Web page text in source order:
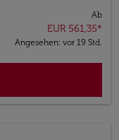
Ab
EUR 561,35*
Angesehen: vor 19 Std.